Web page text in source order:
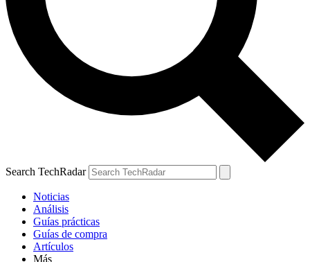
Search TechRadar
Noticias
Análisis
Guías prácticas
Guías de compra
Artículos
Más